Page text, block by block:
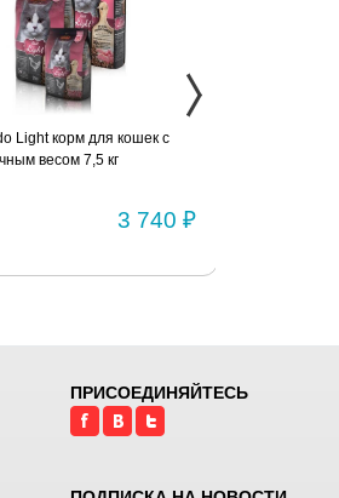
Light корм для кошек с
весом 7,5 кг
3 740 ₽
ПРИСОЕДИНЯЙТЕСЬ